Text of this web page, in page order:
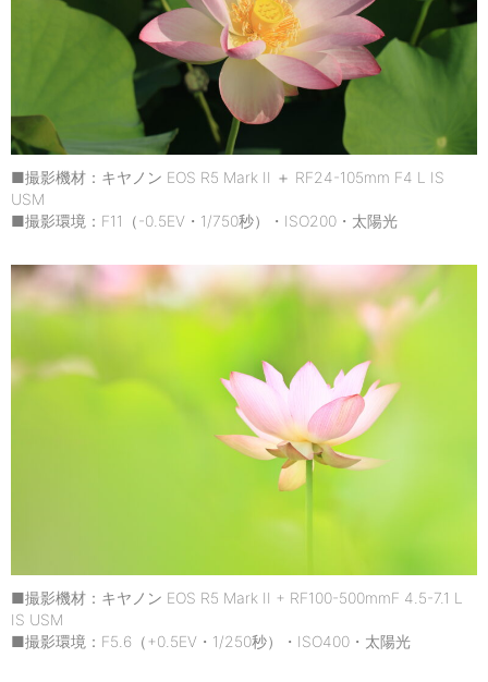
■撮影機材：キヤノン EOS R5 Mark II ＋ RF24-105mm F4 L IS
USM
■撮影環境：F11（-0.5EV・1/750秒）・ISO200・太陽光
■撮影機材：キヤノン EOS R5 Mark II + RF100-500mmF 4.5-7.1 L
IS USM
■撮影環境：F5.6（+0.5EV・1/250秒）・ISO400・太陽光